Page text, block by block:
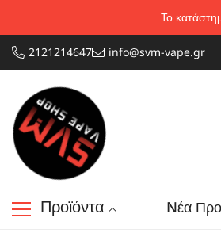
Το
2121214647 info@svm-vape.gr
Προϊόντα Nέα